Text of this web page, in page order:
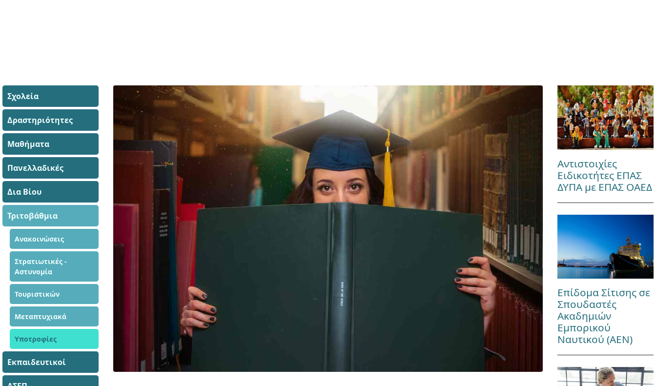
Σχολεία
Δραστηριότητες
Μαθήματα
Πανελλαδικές
Δια Βίου
Τριτοβάθμια
Ανακοινώσεις
Στρατιωτικές -
Αστυνομία
Τουριστικών
Μεταπτυχιακά
Υποτροφίες
Εκπαιδευτικοί
Αντιστοιχίες
Ειδικοτήτες ΕΠΑΣ
ΔΥΠΑ με ΕΠΑΣ ΟΑΕΔ
Επίδομα Σίτισης σε
Σπουδαστές
Ακαδημιών
Εμπορικού
Ναυτικού (ΑΕΝ)